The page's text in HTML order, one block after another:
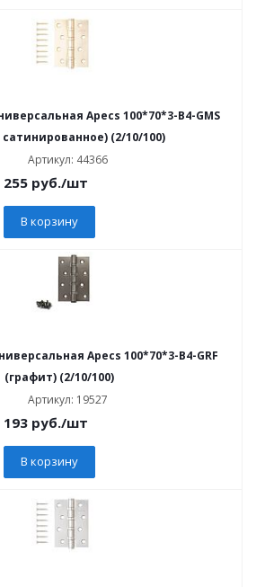
Apecs 100*70*3-B4-GMS
сатинированное) (2/10/100)
Артикул: 44366
255 руб./шт
В корзину
Apecs 100*70*3-B4-GRF
(графит) (2/10/100)
Артикул: 19527
193 руб./шт
В корзину